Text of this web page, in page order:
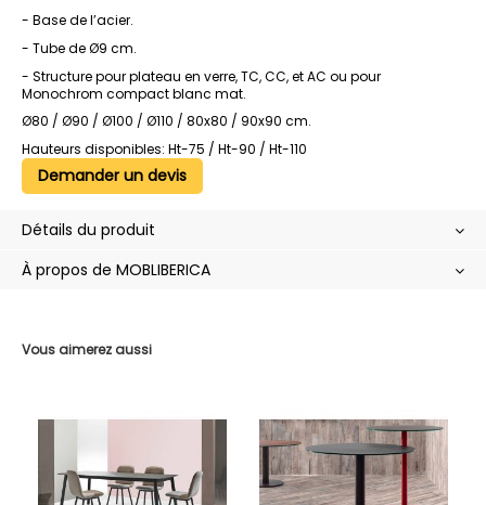
Vous aimerez aussi
- Base de l’acier.
- Tube de Ø9 cm.
- Structure pour plateau en verre, TC, CC, et AC ou pour
Monochrom compact blanc mat.
Ø80 / Ø90 / Ø100 / Ø110 / 80x80 / 90x90 cm.
Hauteurs disponibles: Ht-75 / Ht-90 / Ht-110
Demander un devis
Détails du produit
À propos de MOBLIBERICA